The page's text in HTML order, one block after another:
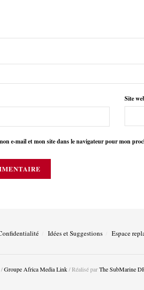
Site
e-mail et mon site dans le navigateur pour mon
Idées et Suggestions Espace
/Groupe Africa Media Link/ Réalisé parThe SubMarine